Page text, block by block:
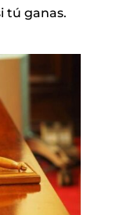
tú ganas.